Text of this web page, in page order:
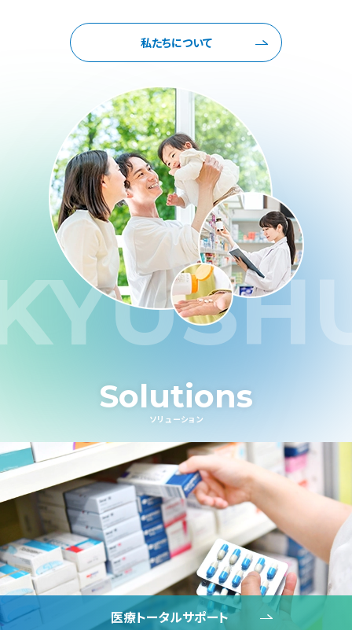
私たちについて
Solutions
ソリューション
医療トータルサポート